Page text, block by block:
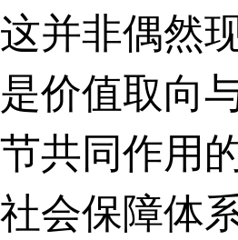
这并非偶然
是价值取向
节共同作用
社会保障体